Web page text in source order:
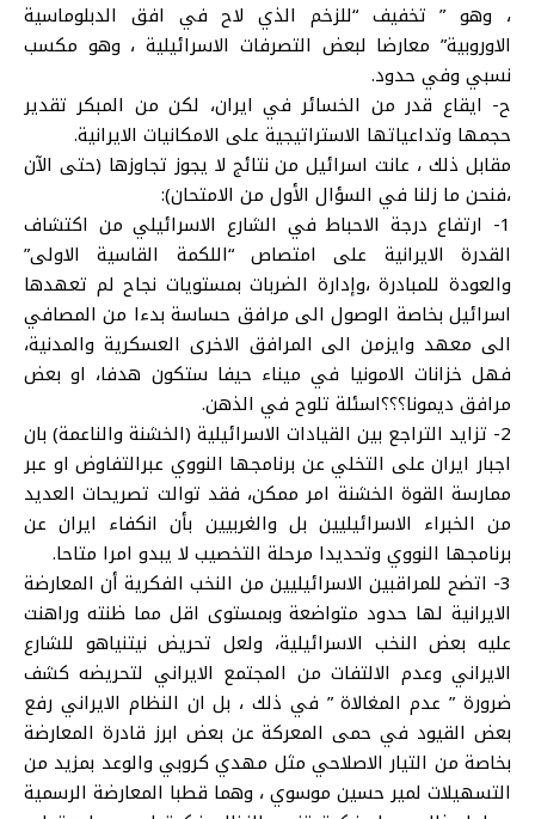
، وهو ” تخفيف “للزخم الذي لاح في افق الدبلوماسية
الاوروبية” معارضا لبعض التصرفات الاسرائيلية ، وهو مكسب
نسبي وفي حدود.
ح‌- ايقاع قدر من الخسائر في ايران، لكن من المبكر تقدير
حجمها وتداعياتها الاستراتيجية على الامكانيات الايرانية.
مقابل ذلك ، عانت اسرائيل من نتائج لا يجوز تجاوزها (حتى الآن
،فنحن ما زلنا في السؤال الأول من الامتحان):
1- ارتفاع درجة الاحباط في الشارع الاسرائيلي من اكتشاف
القدرة الايرانية على امتصاص “اللكمة القاسية الاولى”
والعودة للمبادرة ،وإدارة الضربات بمستويات نجاح لم تعهدها
اسرائيل بخاصة الوصول الى مرافق حساسة بدءا من المصافي
الى معهد وايزمن الى المرافق الاخرى العسكرية والمدنية،
فهل خزانات الامونيا في ميناء حيفا ستكون هدفا، او بعض
مرافق ديمونا؟؟؟اسئلة تلوح في الذهن.
2- تزايد التراجع بين القيادات الاسرائيلية (الخشنة والناعمة) بان
اجبار ايران على التخلي عن برنامجها النووي عبرالتفاوض او عبر
ممارسة القوة الخشنة امر ممكن، فقد توالت تصريحات العديد
من الخبراء الاسرائيليين بل والغربيين بأن انكفاء ايران عن
برنامجها النووي وتحديدا مرحلة التخصيب لا يبدو امرا متاحا.
3- اتضح للمراقبين الاسرائيليين من النخب الفكرية أن المعارضة
الايرانية لها حدود متواضعة وبمستوى اقل مما ظنته وراهنت
عليه بعض النخب الاسرائيلية، ولعل تحريض نيتنياهو للشارع
الايراني وعدم الالتفات من المجتمع الايراني لتحريضه كشف
ضرورة ” عدم المغالاة ” في ذلك ، بل ان النظام الايراني رفع
بعض القيود في حمى المعركة عن بعض ابرز قادرة المعارضة
بخاصة من التيار الاصلاحي مثل مهدي كروبي والوعد بمزيد من
التسهيلات لمير حسين موسوي ، وهما قطبا المعارضة الرسمية